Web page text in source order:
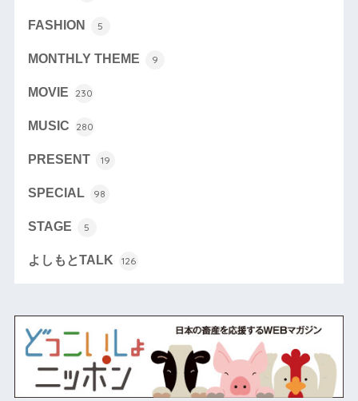
FASHION 5
MONTHLY THEME 9
MOVIE 230
MUSIC 280
PRESENT 19
SPECIAL 98
STAGE 5
よしもとTALK 126